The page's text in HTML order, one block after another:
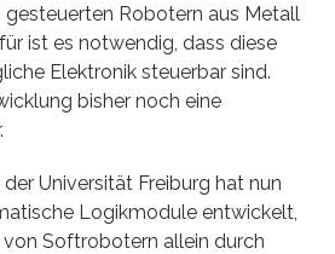
gesteuerten Robotern aus Metall
ist es notwendig, dass diese
Elektronik steuerbar sind.
bisher noch eine
Universität Freiburg hat nun
Logikmodule entwickelt,
Softrobotern allein durch